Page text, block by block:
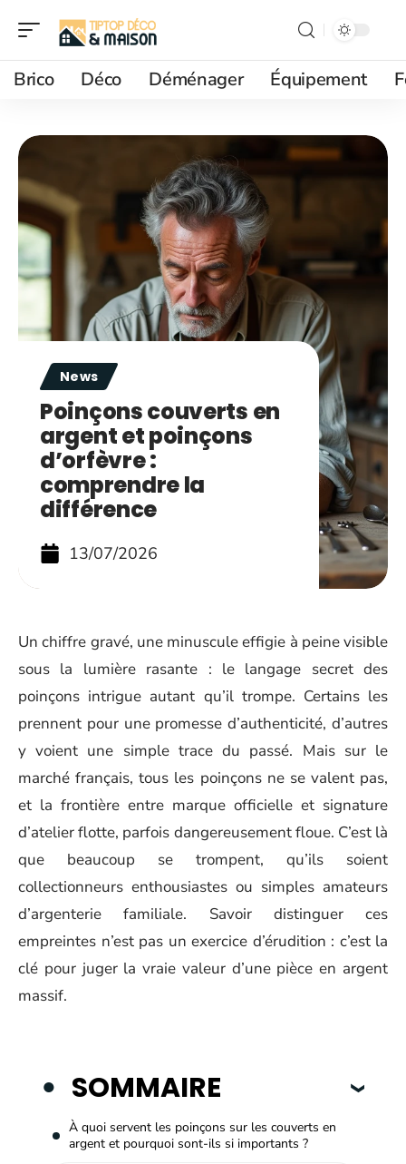
Brico Déco Déménager Équipement
News
Poinçons couverts en
argent et poinçons
d’orfèvre :
comprendre la
différence
13/07/2026
Un chiffre gravé, une minuscule effigie à peine visible
sous la lumière rasante : le langage secret des
poinçons intrigue autant qu’il trompe. Certains les
prennent pour une promesse d’authenticité, d’autres
y voient une simple trace du passé. Mais sur le
marché français, tous les poinçons ne se valent pas,
et la frontière entre marque officielle et signature
d’atelier flotte, parfois dangereusement floue. C’est là
que beaucoup se trompent, qu’ils soient
collectionneurs enthousiastes ou simples amateurs
d’argenterie familiale. Savoir distinguer ces
empreintes n’est pas un exercice d’érudition : c’est la
clé pour juger la vraie valeur d’une pièce en argent
massif.
SOMMAIRE
À quoi servent les poinçons sur les couverts en
argent et pourquoi sont-ils si importants ?